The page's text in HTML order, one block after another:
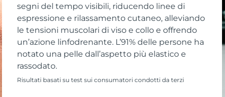
segni del tempo visibili, riducendo linee di
espressione e rilassamento cutaneo, alleviando
le tensioni muscolari di viso e collo e offrendo
un’azione linfodrenante. L’91% delle persone ha
notato una pelle dall’aspetto più elastico e
rassodato.
Risultati basati su test sui consumatori condotti da terzi